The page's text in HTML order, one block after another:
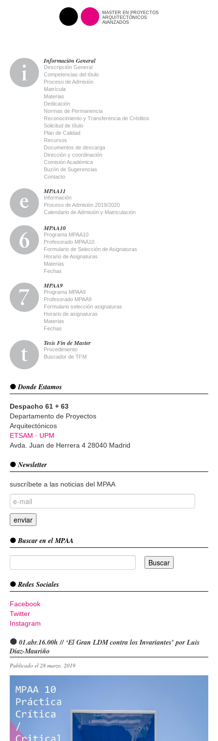
MASTER EN PROYECTOS
ARQUITECTÓNICOS
AVANZADOS
Información General
Descripción General
Competencias del título
Proceso de Admisión
Matrícula
Materias
Dedicación
Normas de Permanencia
Reconocimiento y Transferencia de Créditos
Solicitud de título
Plan de Calidad
Recursos
Documentos de descarga
Dirección y coordinación
Comisión Académica
Buzón de Sugerencias
Contacto
MPAA11
Información
Proceso de Admisión 2019/2020
Calendario de Admisión y Matriculación
MPAA10
Programa MPAA10
Profesorado MPAA10
Formulario de Selección de Asignaturas
Horario de Asignaturas
Materias
Fechas
MPAA9
Programa MPAA9
Profesorado MPAA9
Formulario selección asignaturas
Horario de asignaturas
Materias
Fechas
Tesis Fin de Master
Procedimiento
Buscador de TFM
Donde Estamos
Despacho 61 + 63
Departamento de Proyectos
Arquitectónicos
ETSAM · UPM
Avda. Juan de Herrera 4 28040 Madrid
Newsletter
suscríbete a las noticias del MPAA
Buscar en el MPAA
Redes Sociales
Facebook
Twitter
Instagram
01.abr.16.00h // ‘El Gran LDM contra los Invariantes’ por Luis
Díaz-Mauriño
Publicado el 28 marzo, 2019